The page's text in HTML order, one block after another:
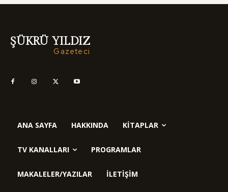
ŞÜKRÜ YILDIZ
Gazeteci
ANA SAYFA HAKKINDA KITAPLAR
TV KANALLARI PROGRAMLAR
MAKALELER/YAZILAR İLETIŞIM